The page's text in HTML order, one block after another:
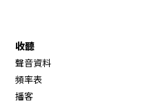
收聽
聲音資料
頻率表
播客